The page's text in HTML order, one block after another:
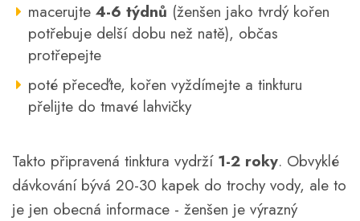
macerujte 4-6 týdnů (ženšen jako tvrdý kořen
potřebuje delší dobu než natě), občas
protřepejte
poté přeceďte, kořen vyždímejte a tinkturu
přelijte do tmavé lahvičky
Takto připravená tinktura vydrží 1-2 roky. Obvyklé
dávkování bývá 20-30 kapek do trochy vody, ale to
je jen obecná informace - ženšen je výrazný